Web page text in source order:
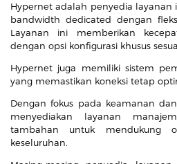
Hypernet adalah penyedia
bandwidth dedicated dengan
Layanan ini memberikan
dengan opsi konfigurasi khusus
Hypernet juga memiliki sistem
yang memastikan koneksi tetap
Dengan fokus pada keamanan
menyediakan layanan
tambahan untuk mendukung
keseluruhan.